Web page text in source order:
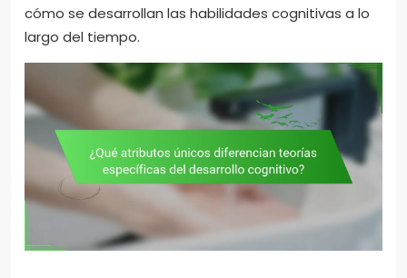
cómo se desarrollan las habilidades cognitivas a lo
largo del tiempo.